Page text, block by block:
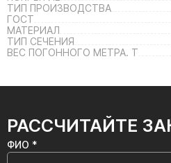
ТИП ПРОИЗВОДСТВА
ГОСТ
МАТЕРИАЛ
ТИП СЕЧЕНИЯ
ВЕС ПОГОННОГО МЕТРА. Т
РАССЧИТАЙТЕ
ФИО *